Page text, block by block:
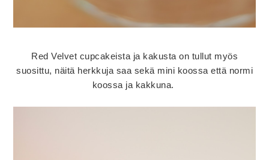
Red Velvet cupcakeista ja kakusta on tullut myös
suosittu, näitä herkkuja saa sekä mini koossa että normi
koossa ja kakkuna.